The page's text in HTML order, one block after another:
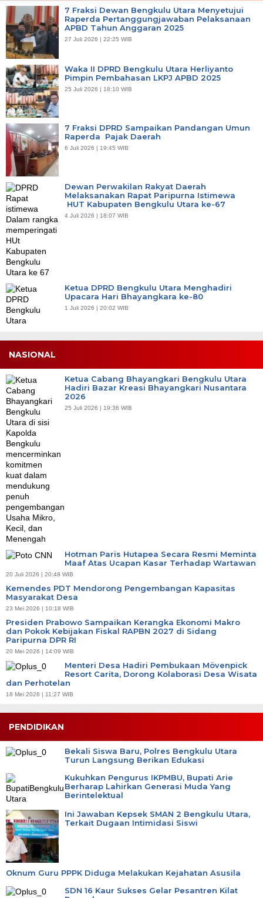
7 Fraksi Dewan Bengkulu Utara Menyetujui
Raperda Pertanggungjawaban Pelaksanaan
APBD Tahun Anggaran 2025
27 Juli 2026 | 22:25 WIB
Waka II DPRD Bengkulu Utara Herliyanto
Pimpin Pembahasan LKPJ APBD 2025
25 Juli 2026 | 18:10 WIB
7 Fraksi DPRD Sampaikan Pandangan Umun
Raperda Pajak Daerah
6 Juli 2026 | 19:45 WIB
Dewan Perwakilan Rakyat Daerah
Melaksanakan Rapat Paripurna Istimewa
HUT Kabupaten Bengkulu Utara ke-67
4 Juli 2026 | 18:07 WIB
Ketua DPRD Bengkulu Utara Menghadiri
Upacara Hari Bhayangkara ke-80
1 Juli 2026 | 20:02 WIB
NASIONAL
Ketua Cabang Bhayangkari Bengkulu Utara
Hadiri Bazar Kreasi Bhayangkari Nusantara
2026
25 Juli 2026 | 19:36 WIB
Hotman Paris Hutapea Secara Resmi Meminta
Maaf Atas Ucapan Kasar Terhadap Wartawan
20 Juli 2026 | 20:48 WIB
Kemendes PDT Mendorong Pengembangan Kapasitas
Masyarakat Desa
23 Mei 2026 | 10:18 WIB
Presiden Prabowo Sampaikan Kerangka Ekonomi Makro
dan Pokok Kebijakan Fiskal RAPBN 2027 di Sidang
Paripurna DPR RI
20 Mei 2026 | 14:09 WIB
Menteri Desa Hadiri Pembukaan Mövenpick
Resort Carita, Dorong Kolaborasi Desa Wisata
dan Perhotelan
18 Mei 2026 | 11:27 WIB
PENDIDIKAN
Bekali Siswa Baru, Polres Bengkulu Utara
Turun Langsung Berikan Edukasi
Kukuhkan Pengurus IKPMBU, Bupati Arie
Berharap Lahirkan Generasi Muda Yang
Berintelektual
Ini Jawaban Kepsek SMAN 2 Bengkulu Utara,
Terkait Dugaan Intimidasi Siswi
Oknum Guru PPPK Diduga Melakukan Kejahatan Asusila
SDN 16 Kaur Sukses Gelar Pesantren Kilat